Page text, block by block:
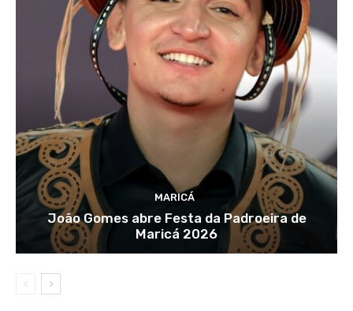
MARICÁ
João Gomes abre Festa da Padroeira de
Maricá 2026